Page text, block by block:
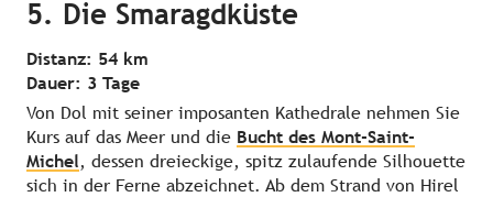
5. Die Smaragdküste
Distanz: 54 km
Dauer: 3 Tage
Von Dol mit seiner imposanten Kathedrale nehmen Sie
Kurs auf das Meer und die Bucht des Mont-Saint-
Michel, dessen dreieckige, spitz zulaufende Silhouette
sich in der Ferne abzeichnet. Ab dem Strand von Hirel